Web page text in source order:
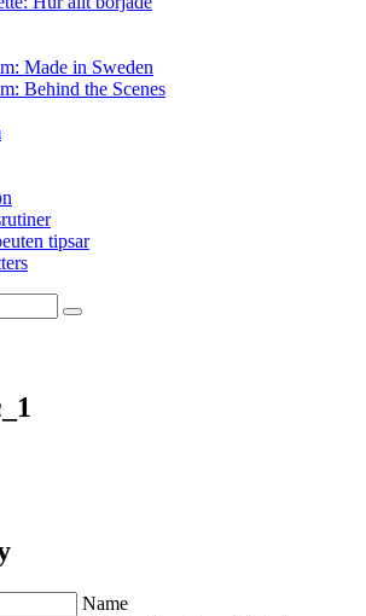
Made in Sweden
Behind the Scenes
tipsar
Name